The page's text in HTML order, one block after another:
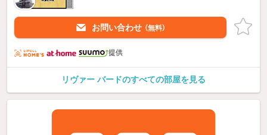
お問い合わせ （無料）
提供
リヴァー バードのすべての部屋を見る